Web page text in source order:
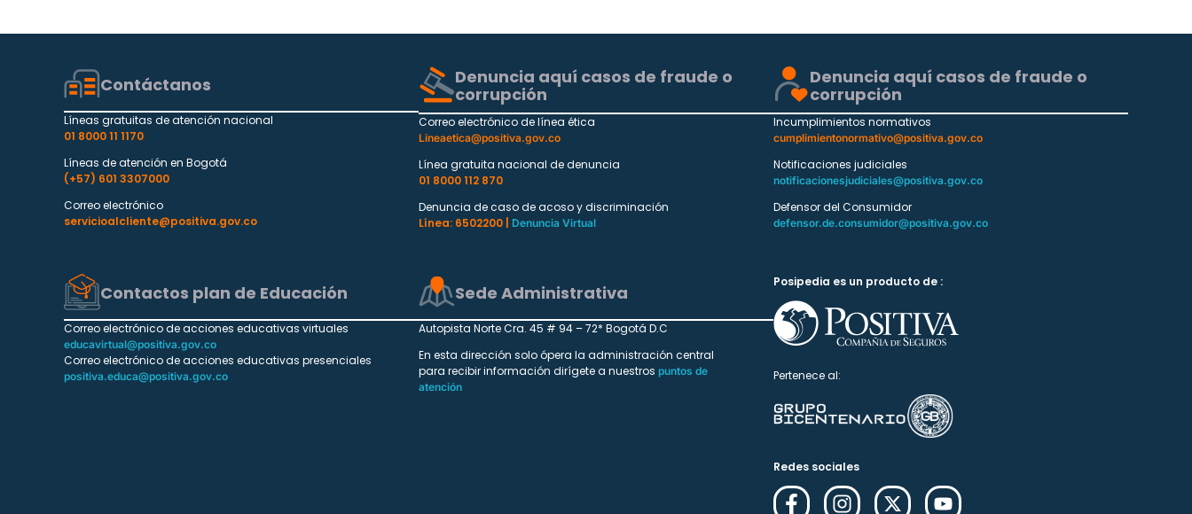
Contáctanos
Líneas gratuitas de atención nacional
01 8000 11 1170
Líneas de atención en Bogotá
(+57) 601 3307000
Correo electrónico
servicioalcliente@positiva.gov.co
Denuncia aquí casos de fraude o
corrupción
Correo electrónico de línea ética
Lineaetica@positiva.gov.co
Línea gratuita nacional de denuncia
01 8000 112 870
Denuncia de caso de acoso y discriminación
Línea: 6502200 |
Denuncia Virtual
Denuncia aquí casos de fraude o
corrupción
Incumplimientos normativos
cumplimientonormativo@positiva.gov.co
Notificaciones judiciales
notificacionesjudiciales@positiva.gov.co
Defensor del Consumidor
defensor.de.consumidor@positiva.gov.co
Contactos plan de Educación
Correo electrónico de acciones educativas virtuales
educavirtual@positiva.gov.co
Correo electrónico de acciones educativas presenciales
positiva.educa@positiva.gov.co
Sede Administrativa
Autopista Norte Cra. 45 # 94 – 72* Bogotá D.C
En esta dirección solo ópera la administración central
para recibir información dirígete a nuestros puntos de
atención
Posipedia es un producto de :
Pertenece al:
Redes sociales